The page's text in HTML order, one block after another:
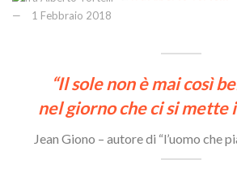
1 Febbraio 2018
“Il sole non è mai così
nel giorno che ci si mette
Jean Giono – autore di “l’uomo che